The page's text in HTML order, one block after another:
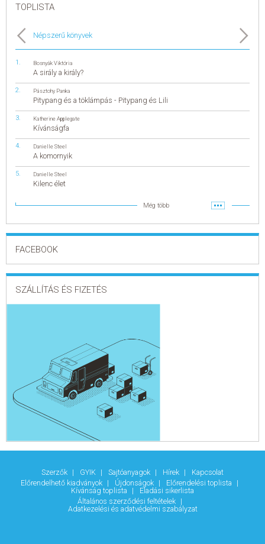
TOPLISTA
Népszerű könyvek
Bosnyák Viktória
A sirály a király?
Pásztohy Panka
Pitypang és a töklámpás - Pitypang és Lili
Katherine Applegate
Kívánságfa
Danielle Steel
A komornyik
Danielle Steel
Kilenc élet
Még több
FACEBOOK
SZÁLLÍTÁS ÉS FIZETÉS
Szerzők GYIK Sajtóanyagok Hírek
Kapcsolat
Előrendelhető kiadványok
Újdonságok
Előrendelési toplista
Kívánság toplista
Eladási sikerlista
Általános szerződési feltételek
Adatkezelési és adatvédelmi szabályzat